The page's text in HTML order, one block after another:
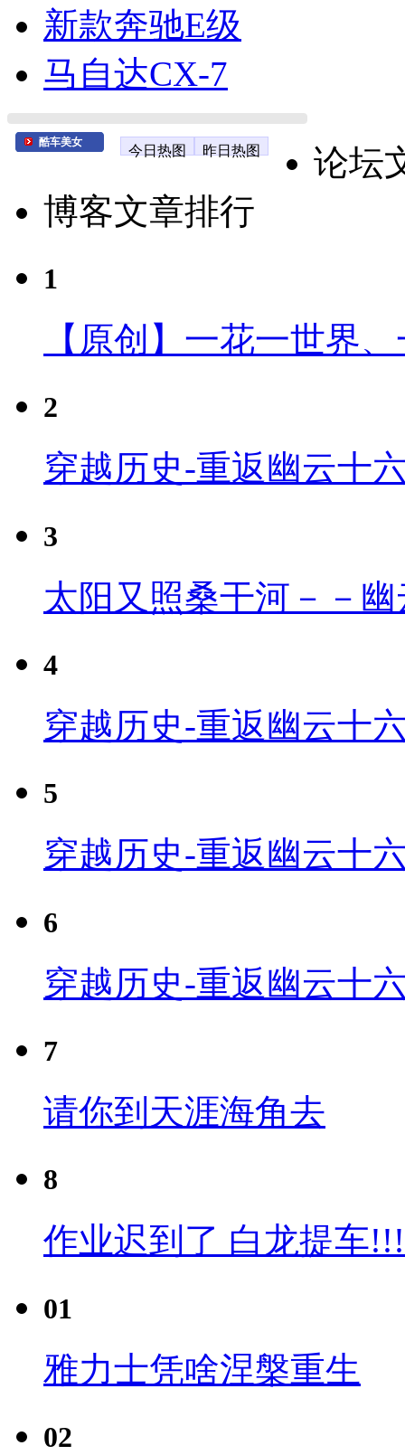
新款奔驰E级
马自达CX-7
酷车美女
今日热图 昨日热图
论坛
博客文章排行
1
【原创】一花一世界
2
穿越历史-重返幽云十
3
太阳又照桑干河－－
4
穿越历史-重返幽云十
5
穿越历史-重返幽云十
6
穿越历史-重返幽云十
7
请你到天涯海角去
8
作业迟到了 白龙提车
01
雅力士凭啥涅槃重生
02